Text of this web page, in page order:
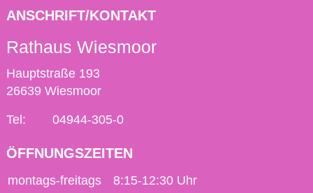
ANSCHRIFT/KONTAKT
Rathaus Wiesmoor
Hauptstraße 193
26639 Wiesmoor
Tel: 04944-305-0
ÖFFNUNGSZEITEN
montags-freitags 8:15-12:30 Uhr